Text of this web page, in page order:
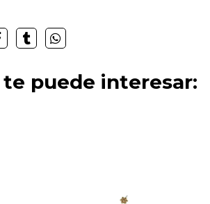
puede interesar: